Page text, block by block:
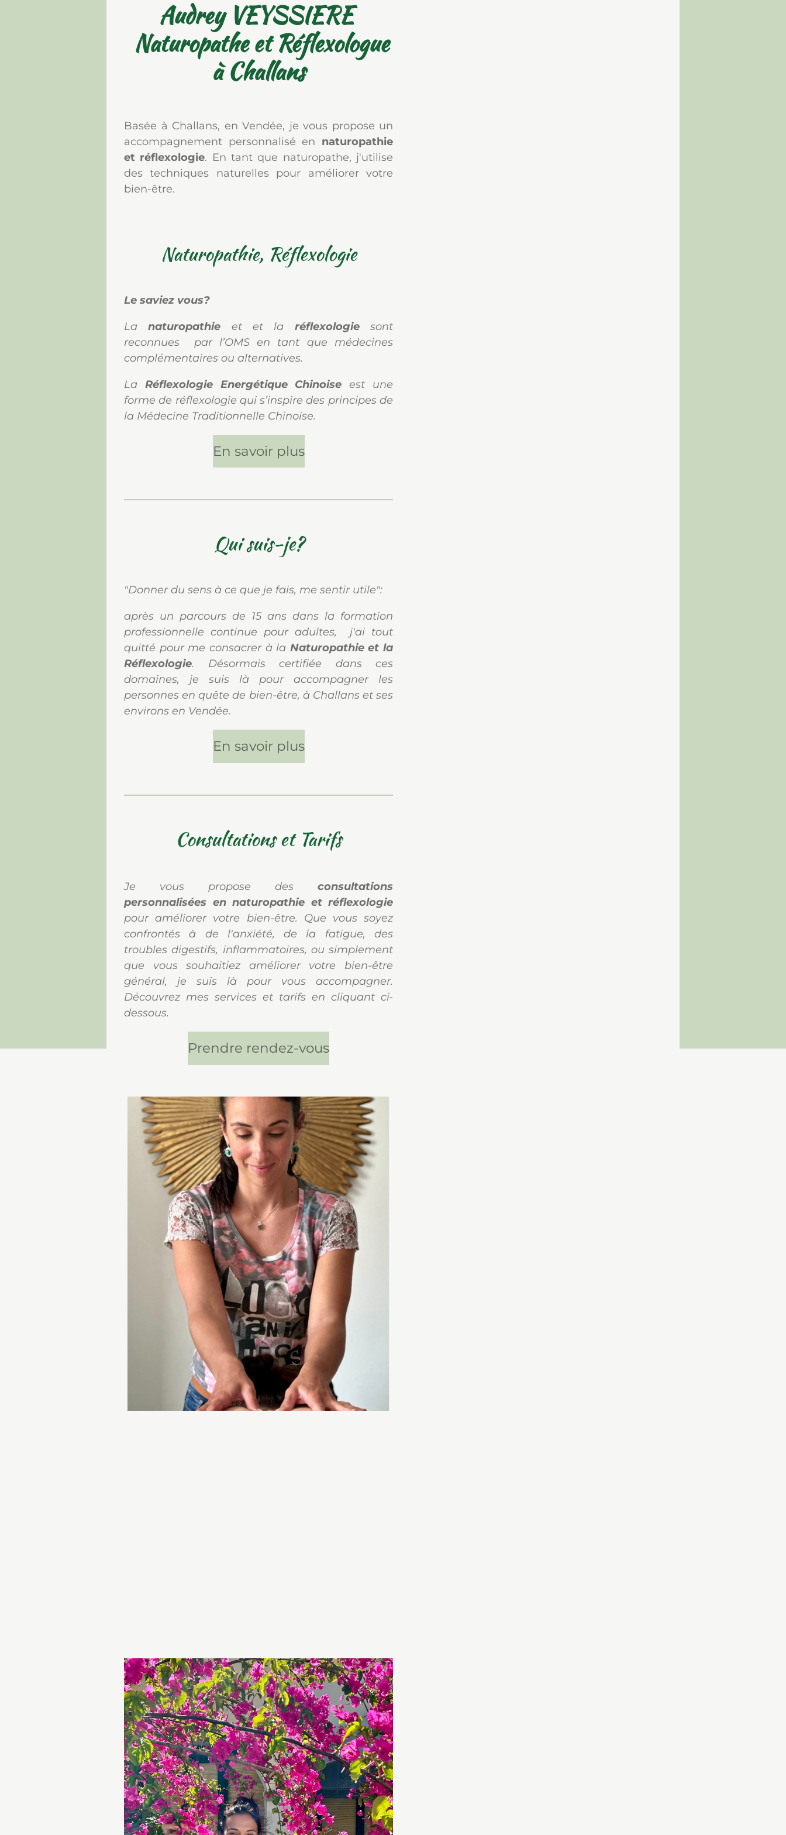
Audrey VEYSSIERE
Naturopathe et Réflexologue
à Challans
Basée à Challans, en Vendée, je vous propose un
accompagnement personnalisé en naturopathie
et réflexologie. En tant que naturopathe, j'utilise
des techniques naturelles pour améliorer votre
bien-être.
Naturopathie, Réflexologie
Le saviez vous?
Lanaturopathie et et la réflexologiesont
reconnues par l’OMS en tant que médecines
complémentaires ou alternatives.
La Réflexologie Energétique Chinoise est une
forme de réflexologie qui s’inspire des principes de
la Médecine Traditionnelle Chinoise.
En savoir plus
Qui suis-je?
"Donner du sens à ce que je fais, me sentir utile":
après un parcours de 15 ans dans la formation
professionnelle continue pour adultes, j'ai tout
quitté pour me consacrer àla Naturopathie et la
Réflexologie. Désormais certifiée dans ces
domaines, je suis là pour accompagner les
personnes en quête de bien-être, à Challans et ses
environs en Vendée.
En savoir plus
Consultations et Tarifs
Je vous propose des consultations
personnalisées en naturopathie et réflexologie
pour améliorer votre bien-être. Que vous soyez
confrontés à de l'anxiété, de la fatigue, des
troubles digestifs, inflammatoires, ou simplement
que vous souhaitiez améliorer votre bien-être
général, je suis là pour vous accompagner.
Découvrez mes services et tarifs en cliquant ci-
dessous.
Prendre rendez-vous